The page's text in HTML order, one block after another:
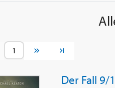
Vorherige Seite Nächste Seite
Der Fall 9/